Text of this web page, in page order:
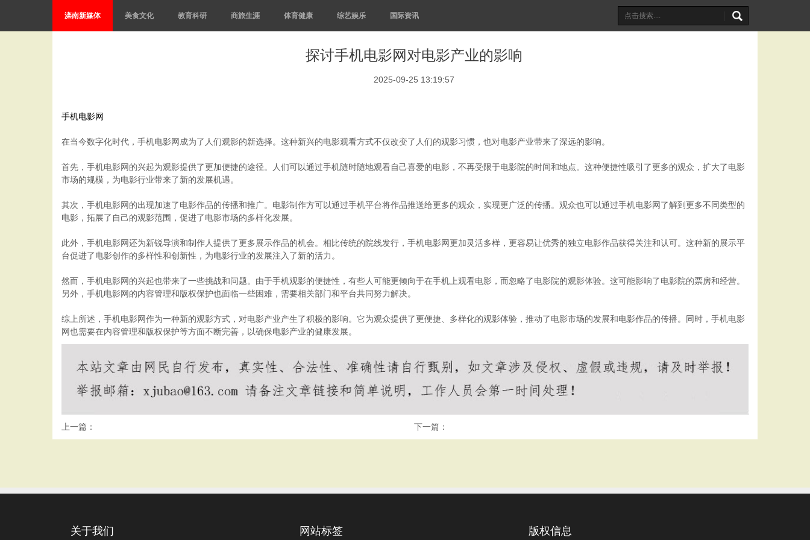
滦南新媒体 美食文化 教育科研 商旅生涯 体育健康 综艺娱乐 国际资讯
探讨手机电影网对电影产业的影响
2025-09-25 13:19:57
手机电影网
在当今数字化时代，手机电影网成为了人们观影的新选择。这种新兴的电影观看方式不仅改变了人们的观影习惯，也对电影产业带来了深远的影响。
首先，手机电影网的兴起为观影提供了更加便捷的途径。人们可以通过手机随时随地观看自己喜爱的电影，不再受限于电影院的时间和地点。这种便捷性吸引了更多的观众，扩大了电影
市场的规模，为电影行业带来了新的发展机遇。
其次，手机电影网的出现加速了电影作品的传播和推广。电影制作方可以通过手机平台将作品推送给更多的观众，实现更广泛的传播。观众也可以通过手机电影网了解到更多不同类型的
电影，拓展了自己的观影范围，促进了电影市场的多样化发展。
此外，手机电影网还为新锐导演和制作人提供了更多展示作品的机会。相比传统的院线发行，手机电影网更加灵活多样，更容易让优秀的独立电影作品获得关注和认可。这种新的展示平
台促进了电影创作的多样性和创新性，为电影行业的发展注入了新的活力。
然而，手机电影网的兴起也带来了一些挑战和问题。由于手机观影的便捷性，有些人可能更倾向于在手机上观看电影，而忽略了电影院的观影体验。这可能影响了电影院的票房和经营。
另外，手机电影网的内容管理和版权保护也面临一些困难，需要相关部门和平台共同努力解决。
综上所述，手机电影网作为一种新的观影方式，对电影产业产生了积极的影响。它为观众提供了更便捷、多样化的观影体验，推动了电影市场的发展和电影作品的传播。同时，手机电影
网也需要在内容管理和版权保护等方面不断完善，以确保电影产业的健康发展。
上一篇： 下一篇：
关于我们 网站标签 版权信息